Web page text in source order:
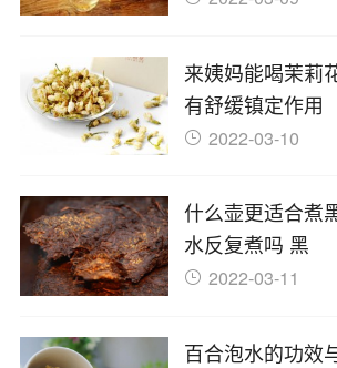
来姨妈能喝茉莉
有舒缓镇定作用
2022-03-10
什么壶更适合煮
水反复煮吗 黑
2022-03-11
百合泡水的功效